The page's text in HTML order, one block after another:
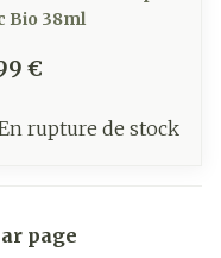
Bio 38ml
€
rupture de stock
page